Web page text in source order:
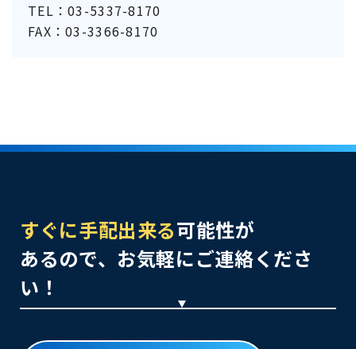
TEL：03-5337-8170
FAX：03-3366-8170
すぐに手配出来る可能性が
あるので、お気軽にご連絡くださ
い！